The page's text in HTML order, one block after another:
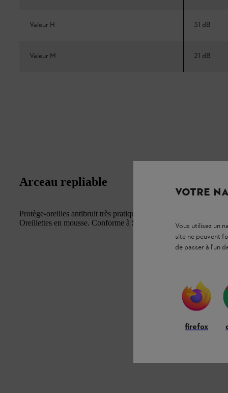
Valeur H 31 dB
Valeur M 21 dB
Arceau repliable
Protège-oreilles antibruit très pratique, pour des utilisations les
Oreillettes en mousse. Conforme à SNR 24, EN 352. Poids
VOTRE
Vous utilisez un
site ne peuvent
de passer à l'un
firefox